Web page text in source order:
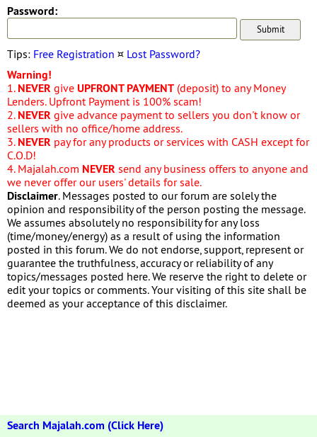
Password:
Tips: Free Registration ¤ Lost Password?
Warning!
1. NEVER give UPFRONT PAYMENT (deposit) to any Money
Lenders. Upfront Payment is 100% scam!
2. NEVER give advance payment to sellers you don't know or
sellers with no office/home address.
3. NEVER pay for any products or services with CASH except for
C.O.D!
4. Majalah.com NEVER send any business offers to anyone and
we never offer our users' details for sale.
Disclaimer. Messages posted to our forum are solely the
opinion and responsibility of the person posting the message.
We assumes absolutely no responsibility for any loss
(time/money/energy) as a result of using the information
posted in this forum. We do not endorse, support, represent or
guarantee the truthfulness, accuracy or reliability of any
topics/messages posted here. We reserve the right to delete or
edit your topics or comments. Your visiting of this site shall be
deemed as your acceptance of this disclaimer.
Search Majalah.com (Click Here)